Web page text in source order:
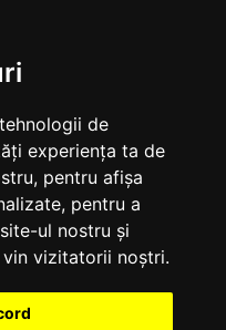
de
experiența ta de
pentru afișa
pentru a
ul nostru și
vizitatorii noștri.